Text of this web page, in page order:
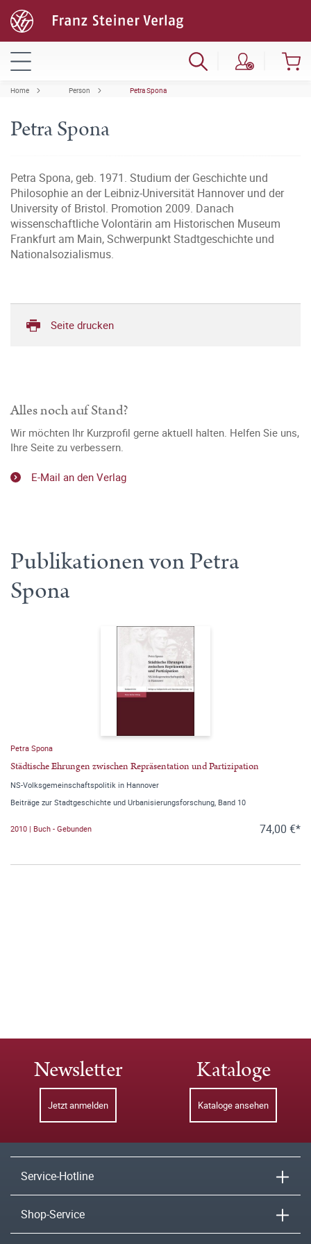
Home Person Petra Spona
Petra Spona
Petra Spona, geb. 1971. Studium der Geschichte und
Philosophie an der Leibniz-Universität Hannover und der
University of Bristol. Promotion 2009. Danach
wissenschaftliche Volontärin am Historischen Museum
Frankfurt am Main, Schwerpunkt Stadtgeschichte und
Nationalsozialismus.
Seite drucken
Alles noch auf Stand?
Wir möchten Ihr Kurzprofil gerne aktuell halten. Helfen Sie uns,
Ihre Seite zu verbessern.
E-Mail an den Verlag
Publikationen von Petra
Spona
Petra Spona
Städtische Ehrungen zwischen Repräsentation und Partizipation
NS-Volksgemeinschaftspolitik in Hannover
Beiträge zur Stadtgeschichte und Urbanisierungsforschung, Band 10
2010 | Buch - Gebunden 74,00 €*
Newsletter
Jetzt anmelden
Kataloge
Kataloge ansehen
Service-Hotline
Shop-Service